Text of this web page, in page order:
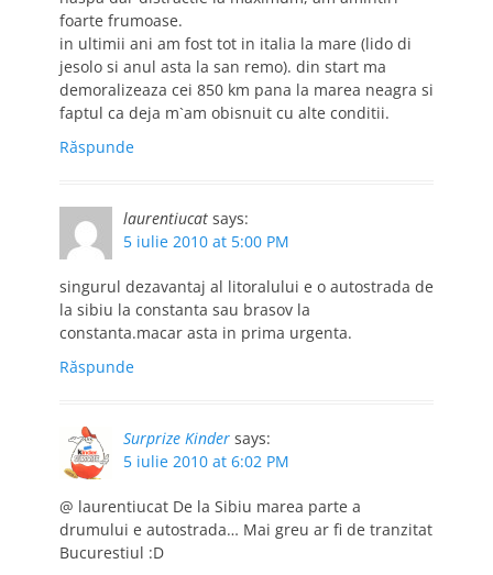
foarte frumoase.
in ultimii ani am fost tot in italia la mare (lido di
jesolo si anul asta la san remo). din start ma
demoralizeaza cei 850 km pana la marea neagra si
faptul ca deja m`am obisnuit cu alte conditii.
Răspunde
laurentiucat says:
5 iulie 2010 at 5:00 PM
singurul dezavantaj al litoralului e o autostrada de
la sibiu la constanta sau brasov la
constanta.macar asta in prima urgenta.
Răspunde
Surprize Kinder says:
5 iulie 2010 at 6:02 PM
@ laurentiucat De la Sibiu marea parte a
drumului e autostrada… Mai greu ar fi de tranzitat
Bucurestiul :D